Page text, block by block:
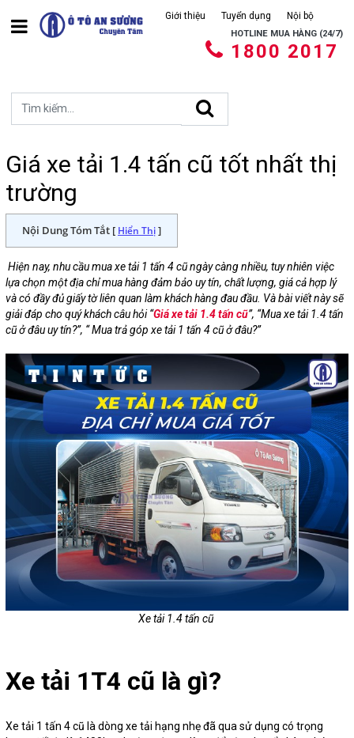
Giới thiệu Tuyển dụng Nội bộ
HOTLINE MUA HÀNG (24/7)
1800 2017
Giá xe tải 1.4 tấn cũ tốt nhất thị
trường
Nội Dung Tóm Tắt [ Hiển Thị]
Hiện nay, nhu cầu mua xe tải 1 tấn 4 cũ ngày càng nhiều, tuy nhiên việc
lựa chọn một địa chỉ mua hàng đảm bảo uy tín, chất lượng, giá cả hợp lý
và có đầy đủ giấy tờ liên quan làm khách hàng đau đầu. Và bài viết này sẽ
giải đáp cho quý khách câu hỏi “Giá xe tải 1.4 tấn cũ”, “Mua xe tải 1.4 tấn
cũ ở đâu uy tín?”, “ Mua trả góp xe tải 1 tấn 4 cũ ở đâu?”
Xe tải 1.4 tấn cũ
Xe tải 1T4 cũ là gì?
Xe tải 1 tấn 4 cũ là dòng xe tải hạng nhẹ đã qua sử dụng có trọng